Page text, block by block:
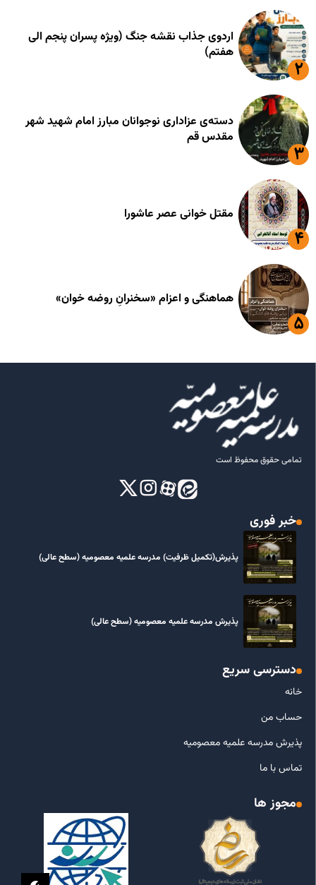
اردوی جذاب نقشه جنگ (ویژه پسران پنجم الی
هفتم)
دسته‌ی عزاداری نوجوانان مبارز امام شهید شهر
مقدس قم
مقتل خوانی عصر عاشورا
هماهنگی و اعزام «سخنرانِ روضه خوان»
تمامی حقوق محفوظ است
خبر فوری
پذیرش(تکمیل ظرفیت) مدرسه علمیه معصومیه‌ (سطح عالی)
پذیرش مدرسه علمیه معصومیه‌ (سطح عالی)
دسترسی سریع
خانه
حساب من
پذیرش مدرسه علمیه معصومیه
تماس با ما
مجوز ها